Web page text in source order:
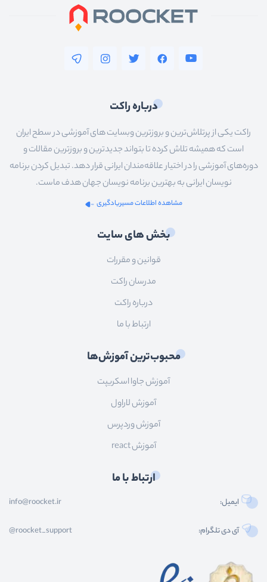
درباره راکت
راکت یکی از پرتلاش‌ترین و بروزترین وبسایت های آموزشی در سطح ایران
است که همیشه تلاش کرده تا بتواند جدیدترین و بروزترین مقالات و
دوره‌های آموزشی را در اختیار علاقه‌مندان ایرانی قرار دهد. تبدیل کردن برنامه
نویسان ایرانی به بهترین برنامه نویسان جهان هدف ماست.
مشاهده اطلاعات مسیریادگیری
بخش های سایت
قوانین و مقررات
مدرسان راکت
درباره راکت
ارتباط با ما
محبوب‌ترین آموزش‌ها
آموزش جاوا اسکریپت
آموزش لاراول
آموزش وردپرس
آموزش react
ارتباط با ما
ایمیل: info@roocket.ir
آی دی تلگرام: @roocket_support